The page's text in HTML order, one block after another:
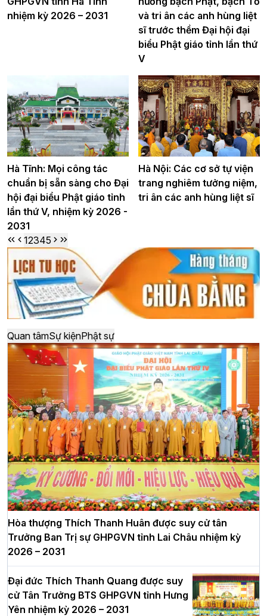
nhiệm kỳ 2026 – 2031
và tri ân các anh hùng liệt
sĩ trước thềm Đại hội đại
biểu Phật giáo tỉnh lần thứ
V
Hà Tĩnh: Mọi công tác
chuẩn bị sẵn sàng cho Đại
hội đại biểu Phật giáo tỉnh
lần thứ V, nhiệm kỳ 2026 -
2031
Hà Nội: Các cơ sở tự viện
trang nghiêm tưởng niệm,
tri ân các anh hùng liệt sĩ
12345
Quan tâmSự kiệnPhật sự
Hòa thượng Thích Thanh Huân được suy cử tân
Trưởng Ban Trị sự GHPGVN tỉnh Lai Châu nhiệm kỳ
2026 – 2031
Đại đức Thích Thanh Quang được suy
cử Tân Trưởng BTS GHPGVN tỉnh Hưng
Yên nhiệm kỳ 2026 – 2031